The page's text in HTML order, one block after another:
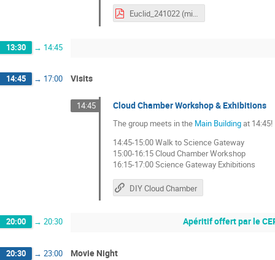
Euclid_241022 (minimized).pdf
13:30 → 14:45
14:45 → 17:00 Visits
14:45 Cloud Chamber Workshop & Exhibitions
The group meets in the Main Buildingat 14:45!
14:45-15:00 Walk to Science Gateway
15:00-16:15 Cloud Chamber Workshop
16:15-17:00 Science Gateway Exhibitions
DIY Cloud Chamber
20:00 → 20:30 Apéritif offert par le
20:30 → 23:00 Movie Night